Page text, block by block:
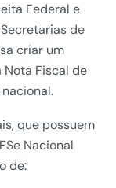
Federal e
de
criar um
Nota Fiscal de
que possuem
Nacional
de: